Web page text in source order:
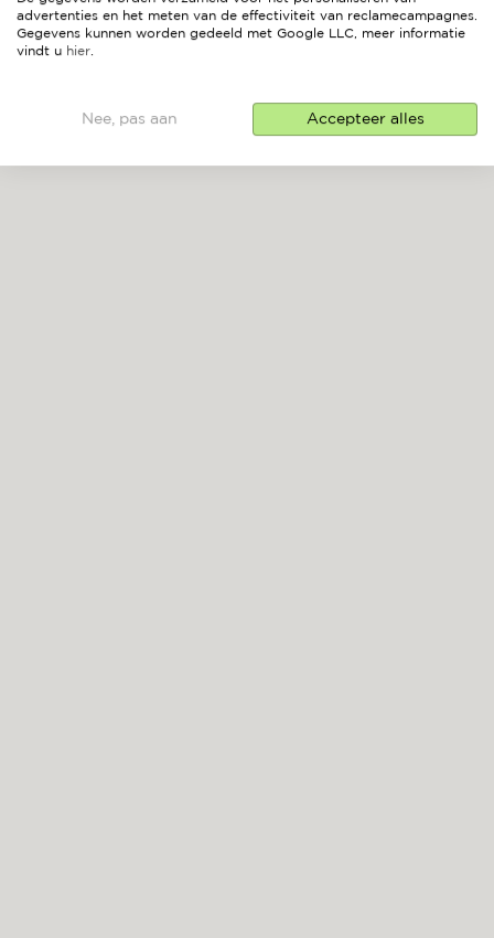
advertenties en het meten van de effectiviteit van reclamecampagnes.
Gegevens kunnen worden gedeeld met Google LLC, meer informatie
vindt u hier.
Nee, pas aan Accepteer alles